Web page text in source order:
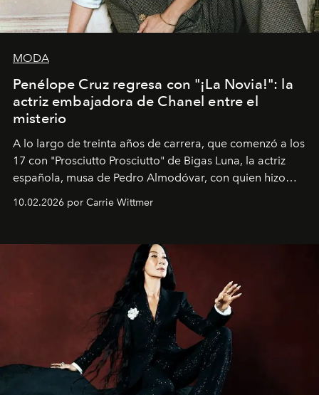
MODA
Penélope Cruz regresa con "¡La Novia!": la
actriz embajadora de Chanel entre el
misterio
A lo largo de treinta años de carrera, que comenzó a los
17 con "Prosciutto Prosciutto" de Bigas Luna, la actriz
española, musa de Pedro Almodóvar, con quien hizo
Barcelona", ha dividido su tiempo entre Europa y
dirigida por Maggie Gyllenhaal.
10.02.2026 por Carrie Wittmer